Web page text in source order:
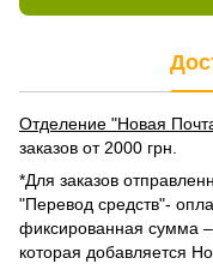
Отделение "Новая
заказов от 2000 грн.
*Для заказов
"Перевод средств"-
фиксированная сумма
которая добавляется